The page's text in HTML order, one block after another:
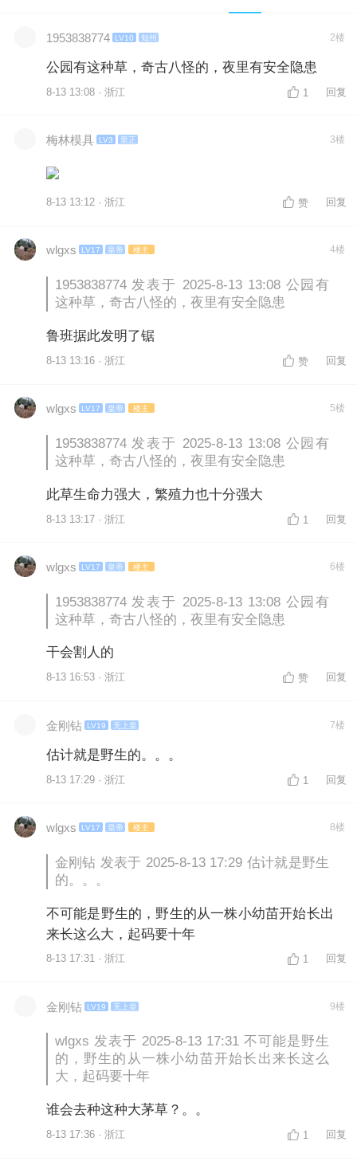
1953838774 LV10 知州 2楼
公园有这种草，奇古八怪的，夜里有安全隐患
8-13 13:08 · 浙江 1 回复
梅林模具 LV3 里正 3楼
8-13 13:12 · 浙江 赞 回复
wlgxs LV17 皇帝 楼主 4楼
1953838774 发表于 2025-8-13 13:08 公园有
这种草，奇古八怪的，夜里有安全隐患
鲁班据此发明了锯
8-13 13:16 · 浙江 赞 回复
wlgxs LV17 皇帝 楼主 5楼
1953838774 发表于 2025-8-13 13:08 公园有
这种草，奇古八怪的，夜里有安全隐患
此草生命力强大，繁殖力也十分强大
8-13 13:17 · 浙江 1 回复
wlgxs LV17 皇帝 楼主 6楼
1953838774 发表于 2025-8-13 13:08 公园有
这种草，奇古八怪的，夜里有安全隐患
干会割人的
8-13 16:53 · 浙江 赞 回复
金刚钻 LV19 无上皇 7楼
估计就是野生的。。。
8-13 17:29 · 浙江 1 回复
wlgxs LV17 皇帝 楼主 8楼
金刚钻 发表于 2025-8-13 17:29 估计就是野生
的。。。
不可能是野生的，野生的从一株小幼苗开始长出
来长这么大，起码要十年
8-13 17:31 · 浙江 1 回复
金刚钻 LV19 无上皇 9楼
wlgxs 发表于 2025-8-13 17:31 不可能是野生
的，野生的从一株小幼苗开始长出来长这么
大，起码要十年
谁会去种这种大茅草？。。
8-13 17:36 · 浙江 1 回复